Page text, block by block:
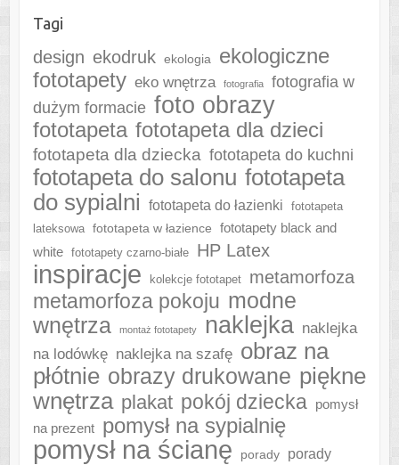
Tagi
design ekodruk ekologia
ekologiczne
fototapety eko wnętrza fotografia
fotografia w
dużym formacie foto obrazy
fototapeta fototapeta dla dzieci
fototapeta dla dziecka fototapeta do kuchni
fototapeta do salonu fototapeta
do sypialni
fototapeta do łazienki
fototapeta
lateksowa
fototapeta w łazience
fototapety black and
white
fototapety czarno-białe HP Latex
inspiracje kolekcje fototapet metamorfoza
metamorfoza pokoju modne
wnętrza
montaż fototapety naklejka naklejka
na lodówkę naklejka na szafę obraz na
płótnie obrazy drukowane piękne
wnętrza plakat pokój dziecka pomysł
na prezent pomysł na sypialnię
pomysł na ścianę porady
porady